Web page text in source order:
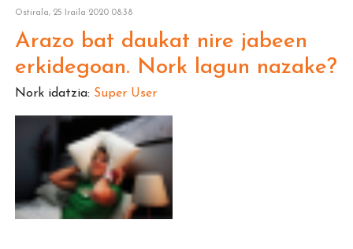
Ostirala, 25 Iraila 2020 08:38
Arazo bat daukat nire jabeen
erkidegoan. Nork lagun nazake?
Nork idatzia: Super User